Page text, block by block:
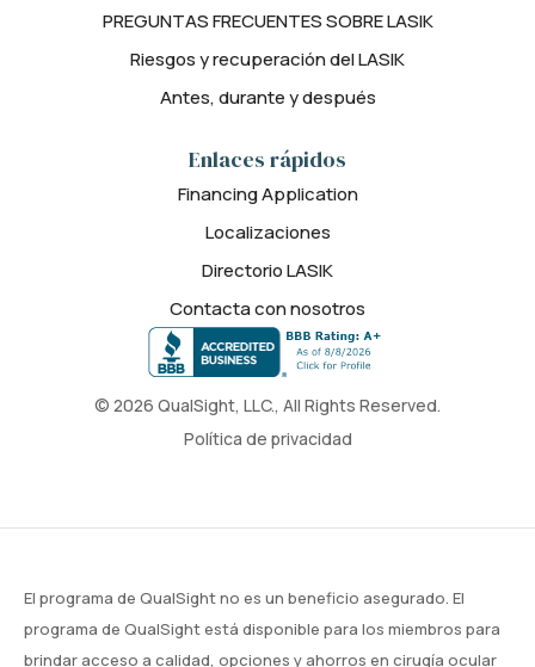
© 2026 QualSight, LLC., All Rights Reserved.
Política de privacidad
PREGUNTAS FRECUENTES SOBRE LASIK
Riesgos y recuperación del LASIK
Antes, durante y después
Enlaces rápidos
Financing Application
Localizaciones
Directorio LASIK
Contacta con nosotros
El programa de QualSight no es un beneficio asegurado. El
programa de QualSight está disponible para los miembros para
brindar acceso a calidad, opciones y ahorros en cirugía ocular